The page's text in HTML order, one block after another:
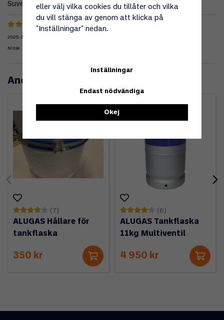
Suverän väska som skyddar kopplingarna
2025-11-04
Nisse
Andra köpte även
(7)
ALUGAS Hållare för
tankflaska
350 kr
(6)
ALUGAS Tankflaska
11kg Multiventil
4 950 kr
eller välj vilka cookies du tillåter och vilka
du vill stänga av genom att klicka på
"Inställningar" nedan.
Inställningar
Endast nödvändiga
Okej